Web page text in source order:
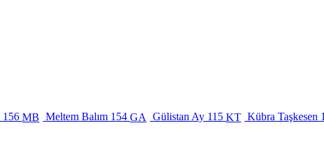
156 MB Meltem Balım 154 GA Gülistan Ay 115 KT Kübra Taşkesen